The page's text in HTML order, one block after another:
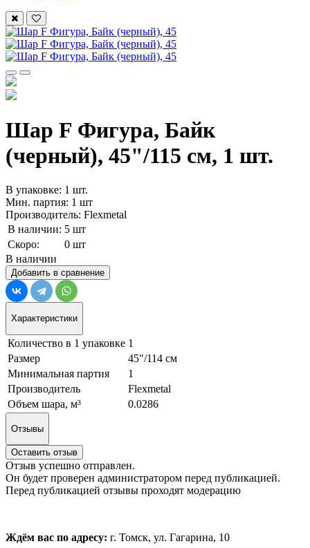
Шар F Фигура, Байк
(черный), 45"/115 см, 1 шт.
В упаковке: 1 шт.
Мин. партия: 1 шт
Производитель: Flexmetal
В наличии: 5 шт
Скоро:
0 шт
В наличии
Добавить в сравнение
Характеристики
Количество в 1 упаковке 1
Размер
45"/114 см
Минимальная партия
1
Производитель
Flexmetal
Объем шара, м³
0.0286
Отзывы
Оставить отзыв
Отзыв успешно отправлен.
Он будет проверен администратором перед публикацией.
Перед публикацией отзывы проходят модерацию
Ждём вас по адресу: г. Томск, ул. Гагарина, 10